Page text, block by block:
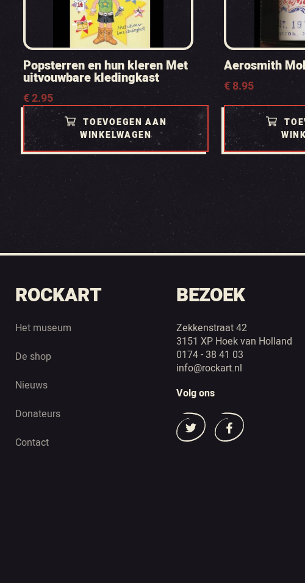
Popsterren en hun kleren Met
uitvouwbare kledingkast
€2.95
TOEVOEGEN AAN
WINKELWAGEN
Aerosmith
€8.95
ROCKART
Het museum
De shop
Nieuws
Donateurs
Contact
BEZOEK
Zekkenstraat 42
3151 XP Hoek van Holland
0174 - 38 41 03
info@rockart.nl
Volg ons